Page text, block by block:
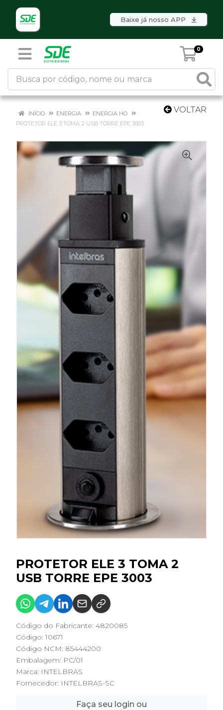
Baixe já nosso APP
0
VOLTAR
INÍCIO ENERGIA
ENERGIA HO
PROTETOR ELE 3 TOMA 2 USB TORRE EPE 3003
PROTETOR ELE 3 TOMA 2
USB TORRE EPE 3003
Código do Fabricante: 4820085
Código: 10671
Código NCM: 85444200
Embalagem: PC/01
Marca: INTELBRAS
Fornecedor: INTELBRAS-SC
Faça seu login ou